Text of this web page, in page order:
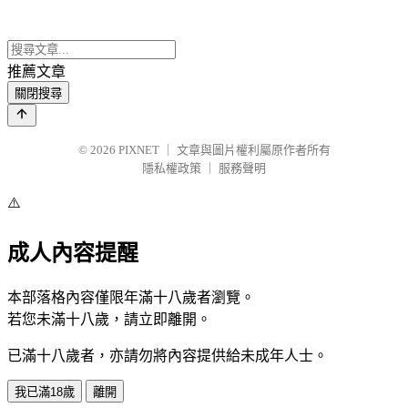
推薦文章
關閉搜尋
© 2026 PIXNET
文章與圖片權利屬原作者所有
隱私權政策
服務聲明
⚠️
成人內容提醒
本部落格內容僅限年滿十八歲者瀏覽。
若您未滿十八歲，請立即離開。
已滿十八歲者，亦請勿將內容提供給未成年人士。
我已滿18歲 離開